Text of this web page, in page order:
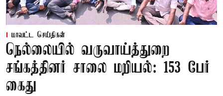
மாவட்ட செய்திகள்
நெல்லையில் வருவாய்த்துறை
சங்கத்தினர் சாலை மறியல்: 153 பேர்
கைது